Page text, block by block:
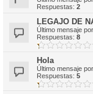
Respuestas: 2
LEGAJO DE
Último mensaje por
Respuestas: 8
Hola
Último mensaje por
Respuestas: 5